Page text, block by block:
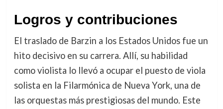
Logros y contribuciones
El traslado de Barzin a los Estados Unidos fue un
hito decisivo en su carrera. Allí, su habilidad
como violista lo llevó a ocupar el puesto de viola
solista en la Filarmónica de Nueva York, una de
las orquestas más prestigiosas del mundo. Este